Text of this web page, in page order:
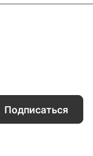
Подписаться